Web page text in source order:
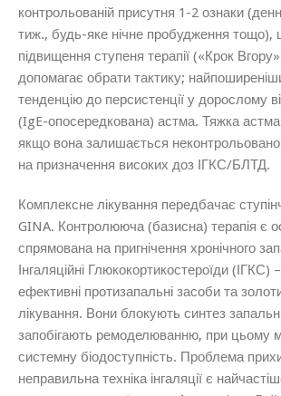
контрольованій присутня 1-2 ознаки
тиж., будь-яке нічне пробудження тощо),
підвищення ступеня терапії («Крок
допомагає обрати тактику;
тенденцію до персистенції у дорослому
(IgE-опосередкована) астма. Тяжка астма
якщо вона залишається
на призначення високих доз ІГКС/БЛТД.
Комплексне лікування передбачає
GINA. Контролююча (базисна) терапія є
спрямована на пригнічення хронічного
Інгаляційні Глюкокортикостероїди (ІГКС)
ефективні протизапальні засоби та
лікування. Вони блокують синтез
запобігають ремоделюванню, при цьому
системну біодоступність. Проблема
неправильна техніка інгаляції є